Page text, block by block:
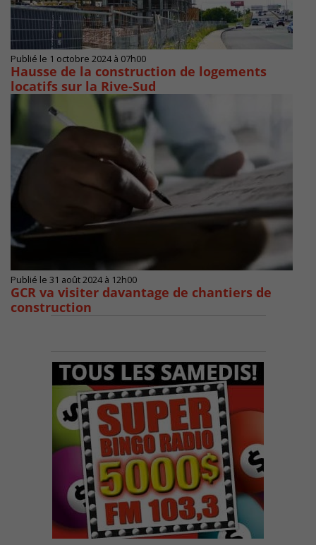
Publié le 1 octobre 2024 à 07h00
Hausse de la construction de logements
locatifs sur la Rive-Sud
Publié le 31 août 2024 à 12h00
GCR va visiter davantage de chantiers de
construction